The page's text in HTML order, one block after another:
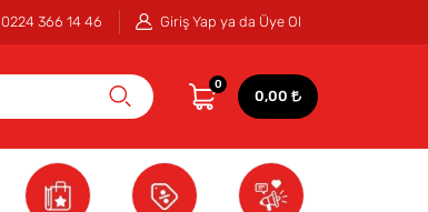
0224 366 14 46 Giriş Yap ya da Üye Ol
0
0,00